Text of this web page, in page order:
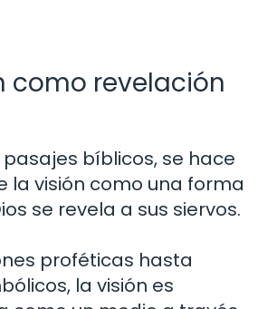
como revelación
pasajes bíblicos, se hace
la visión como una forma
se revela a sus siervos.
proféticas hasta
la visión es